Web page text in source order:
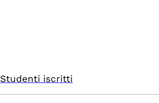
Studenti iscritti